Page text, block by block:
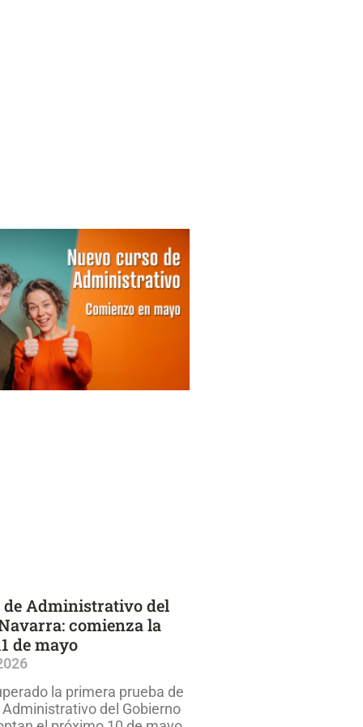
de Administrativo del
comienza la
de mayo
la primera prueba de
Administrativo del Gobierno